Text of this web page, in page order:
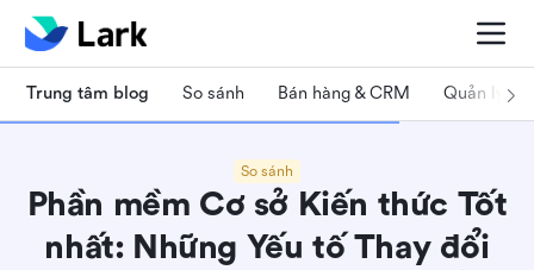
Trung tâm blog So sánh Bán hàng & CRM Quản lý dự
So sánh
Phần mềm Cơ sở Kiến thức Tốt
nhất: Những Yếu tố Thay đổi